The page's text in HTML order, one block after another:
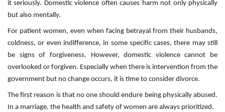
it seriously. Domestic violence often causes harm not only physically
but also mentally.
For patient women, even when facing betrayal from their husbands,
coldness, or even indifference, in some specific cases, there may still
be signs of forgiveness. However, domestic violence cannot be
overlooked or forgiven. Especially when there is intervention from the
government but no change occurs, it is time to consider divorce.
The first reason is that no one should endure being physically abused.
In a marriage, the health and safety of women are always prioritized.